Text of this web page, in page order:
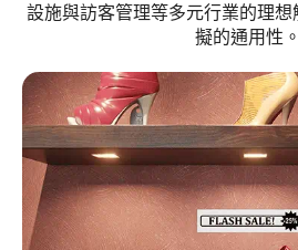
設施與訪客管理等多元行業的理
擬的通用性。